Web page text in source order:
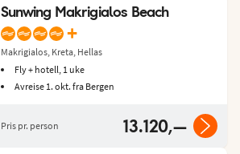
Sunwing Makrigialos Beach
+
Makrigialos, Kreta, Hellas
Fly + hotell, 1 uke
Avreise 1. okt. fra Bergen
Pris pr. person 13.120,—